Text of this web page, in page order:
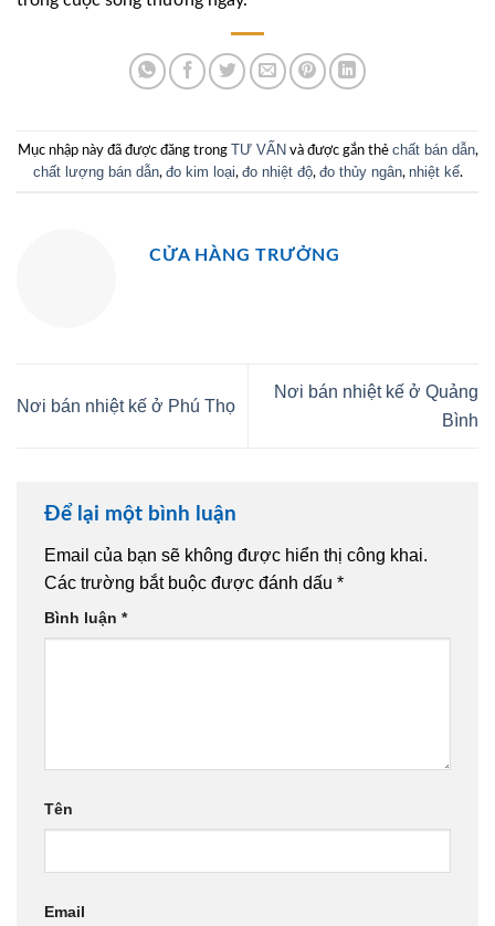
Mục nhập này đã được đăng trong TƯ VẤN và được gắn thẻ chất bán dẫn,
chất lượng bán dẫn, đo kim loại, đo nhiệt độ, đo thủy ngân, nhiệt kế.
CỬA HÀNG TRƯỞNG
Nơi bán nhiệt kế ở Phú Thọ
Nơi bán nhiệt kế ở Quảng
Bình
Để lại một bình luận
Email của bạn sẽ không được hiển thị công khai.
Các trường bắt buộc được đánh dấu *
Bình luận *
Tên
Email